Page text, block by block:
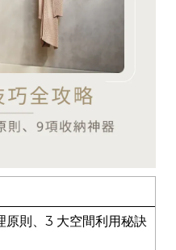
原則、3 大空間利用秘訣